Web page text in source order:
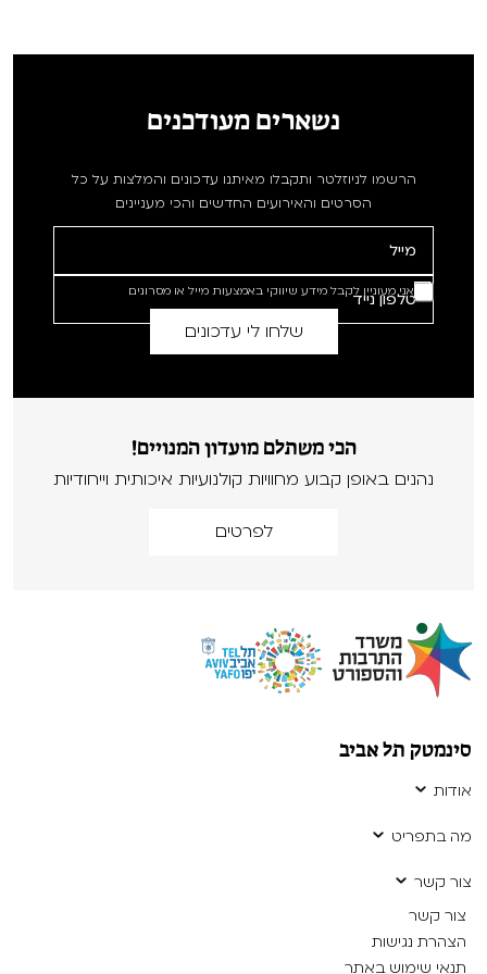
נשארים מעודכנים
הרשמו לניוזלטר ותקבלו מאיתנו עדכונים והמלצות על כל
הסרטים והאירועים החדשים והכי מעניינים
אני מעוניין לקבל מידע שיווקי באמצעות מייל או מסרונים
הכי משתלם מועדון המנויים!
נהנים באופן קבוע מחוויות קולנועיות איכותית וייחודיות
לפרטים
סינמטק תל אביב
אודות
מה בתפריט
צור קשר
צור קשר
הצהרת נגישות
תנאי שימוש באתר